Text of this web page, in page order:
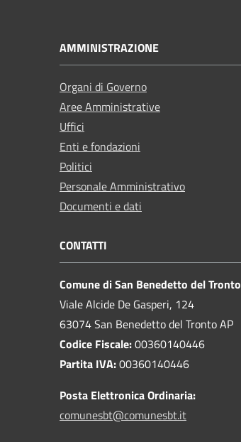
AMMINISTRAZIONE
Organi di Governo
Aree Amministrative
Uffici
Enti e fondazioni
Politici
Personale Amministrativo
Documenti e dati
CONTATTI
Comune di San Benedetto del Tronto
Viale Alcide De Gasperi, 124
63074 San Benedetto del Tronto AP
Codice Fiscale:00360140446
Partita IVA:00360140446
Posta Elettronica Ordinaria:
comunesbt@comunesbt.it